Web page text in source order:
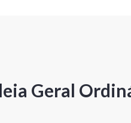
Geral